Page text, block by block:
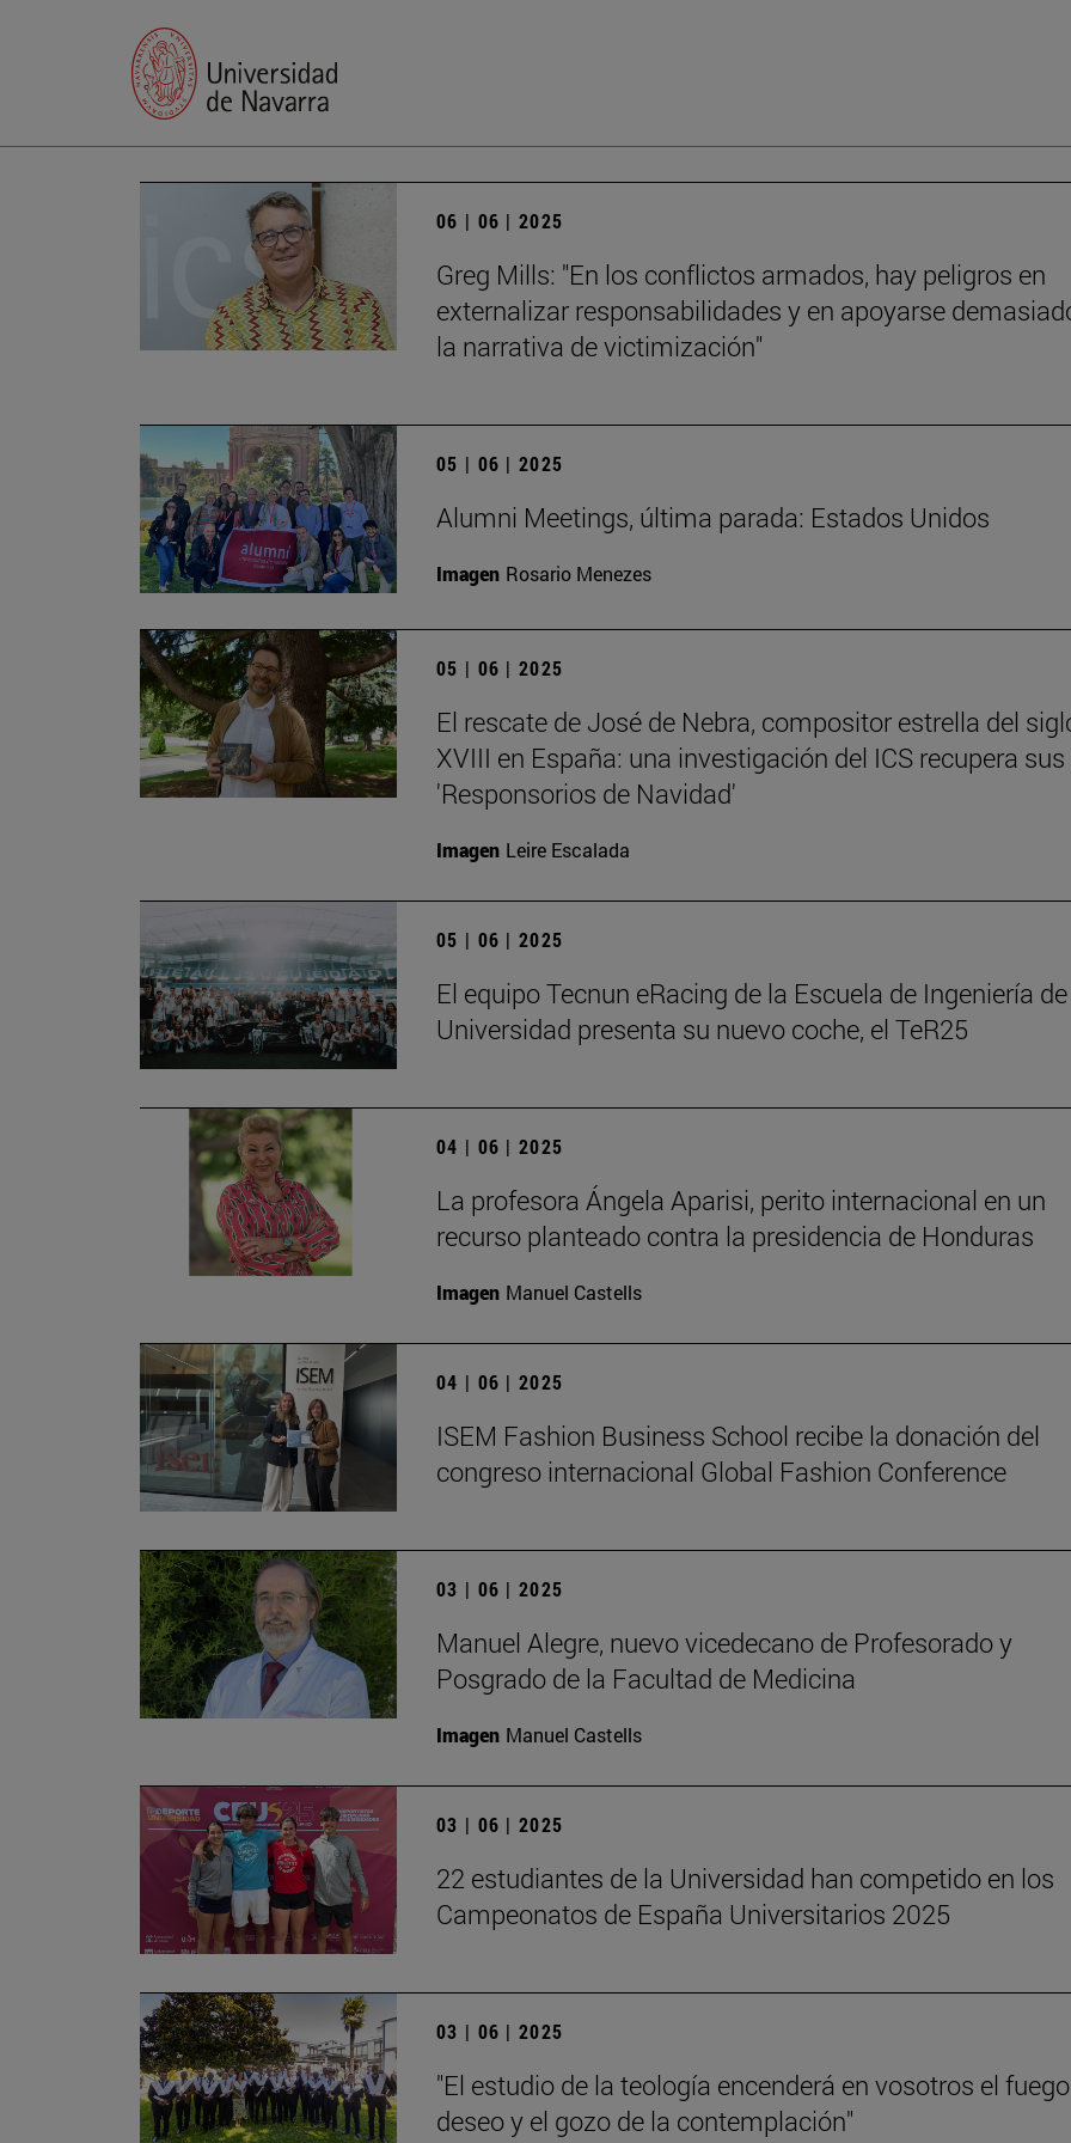
06 | 06 | 2025
Greg Mills: "En los conflictos armados, hay peligros en
externalizar responsabilidades y en apoyarse
la narrativa de victimización"
05 | 06 | 2025
Alumni Meetings, última parada: Estados Unidos
Imagen Rosario Menezes
05 | 06 | 2025
El rescate de José de Nebra, compositor estrella del
XVIII en España: una investigación del ICS recupera sus
'Responsorios de Navidad'
Imagen Leire Escalada
05 | 06 | 2025
El equipo Tecnun eRacing de la Escuela de Ingeniería
Universidad presenta su nuevo coche, el TeR25
04 | 06 | 2025
La profesora Ángela Aparisi, perito internacional en un
recurso planteado contra la presidencia de Honduras
Imagen Manuel Castells
04 | 06 | 2025
ISEM Fashion Business School recibe la donación del
congreso internacional Global Fashion Conference
03 | 06 | 2025
Manuel Alegre, nuevo vicedecano de Profesorado y
Posgrado de la Facultad de Medicina
Imagen Manuel Castells
03 | 06 | 2025
22 estudiantes de la Universidad han competido en los
Campeonatos de España Universitarios 2025
03 | 06 | 2025
"El estudio de la teología encenderá en vosotros el
deseo y el gozo de la contemplación"